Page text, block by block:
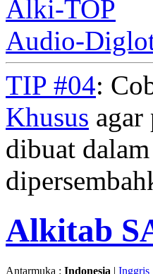
Alki-TOP
Audio-
TIP #04:
Khusus
dibuat dalam
Alkitab
Antarmuka : Indonesia | Inggris